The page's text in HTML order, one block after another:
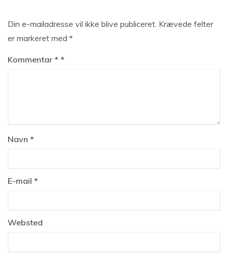
Din e-mailadresse vil ikke blive publiceret. Krævede felter
er markeret med *
Kommentar *
Navn *
E-mail *
Websted